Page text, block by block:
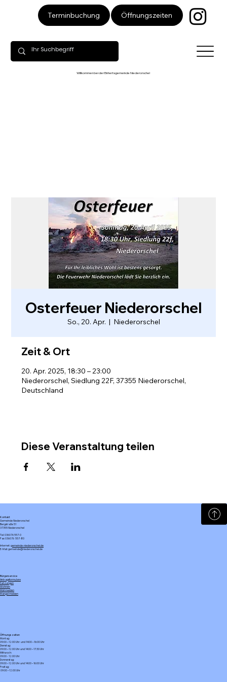
Terminbuchung Öffnungszeiten
Willkommen bei der Einheitsgemeinde Niederorschel
Osterfeuer Niederorschel
So., 20. Apr.
  |
Niederorschel
Zeit & Ort
20. Apr. 2025, 18:30 – 23:00
Niederorschel, Siedlung 22F, 37355 Niederorschel,
Deutschland
Diese Veranstaltung teilen
Kontakt
Gemeinde Niederorschel
Bergstraße 51
37355 Niederorschel
Tel: 036076 557-0
Fax: 036076 557-80
Internet:gemeinde-niederorschel.de
E-Mail: gemeinde@niederorschel.de
Bürgerservice
Antragsformulare
Satzungen
Wohnen
Müll melden
Mangel melden
Öffnungszeiten
Montag:
09:00 – 12:00 Uhr und 14:00 – 16:00 Uhr
Dienstag:
09:00 – 12:00 Uhr und 14:00 – 17:30 Uhr
Mittwoch:
09:00 - 12:00 Uhr
Donnerstag:
09:00 – 12:00 Uhr und 14:00 – 16:00 Uhr
Freitag:
09:00 – 12:00 Uhr